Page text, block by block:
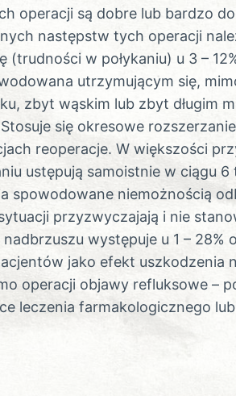
operacji są dobre lub bardzo
następstw tych operacji
(trudności w połykaniu) u 3 –
utrzymującym się,
zbyt wąskim lub zbyt długim
się okresowe
reoperacje. W większości
ustępują samoistnie w ciągu
spowodowane niemożnością
przyzwyczajają i nie
nadbrzuszu występuje u 1 – 28%
jako efekt uszkodzenia
operacji objawy refluksowe –
leczenia farmakologicznego